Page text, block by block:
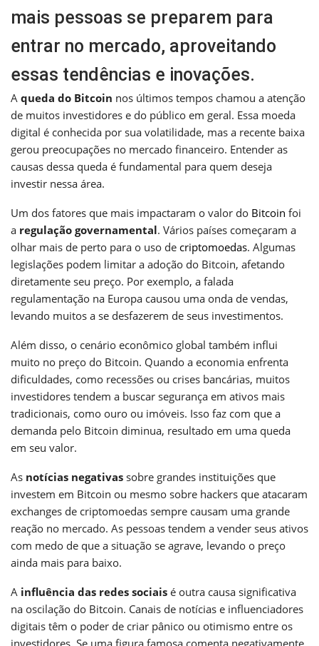
mais pessoas se preparem para
entrar no mercado, aproveitando
essas tendências e inovações.
A queda do Bitcoin nos últimos tempos chamou a atenção
de muitos investidores e do público em geral. Essa moeda
digital é conhecida por sua volatilidade, mas a recente baixa
gerou preocupações no mercado financeiro. Entender as
causas dessa queda é fundamental para quem deseja
investir nessa área.
Um dos fatores que mais impactaram o valor do Bitcoin foi
a regulação governamental. Vários países começaram a
olhar mais de perto para o uso de criptomoedas. Algumas
legislações podem limitar a adoção do Bitcoin, afetando
diretamente seu preço. Por exemplo, a falada
regulamentação na Europa causou uma onda de vendas,
levando muitos a se desfazerem de seus investimentos.
Além disso, o cenário econômico global também influi
muito no preço do Bitcoin. Quando a economia enfrenta
dificuldades, como recessões ou crises bancárias, muitos
investidores tendem a buscar segurança em ativos mais
tradicionais, como ouro ou imóveis. Isso faz com que a
demanda pelo Bitcoin diminua, resultado em uma queda
em seu valor.
As notícias negativas sobre grandes instituições que
investem em Bitcoin ou mesmo sobre hackers que atacaram
exchanges de criptomoedas sempre causam uma grande
reação no mercado. As pessoas tendem a vender seus ativos
com medo de que a situação se agrave, levando o preço
ainda mais para baixo.
A influência das redes sociais é outra causa significativa
na oscilação do Bitcoin. Canais de notícias e influenciadores
digitais têm o poder de criar pânico ou otimismo entre os
investidores. Se uma figura famosa comenta negativamente